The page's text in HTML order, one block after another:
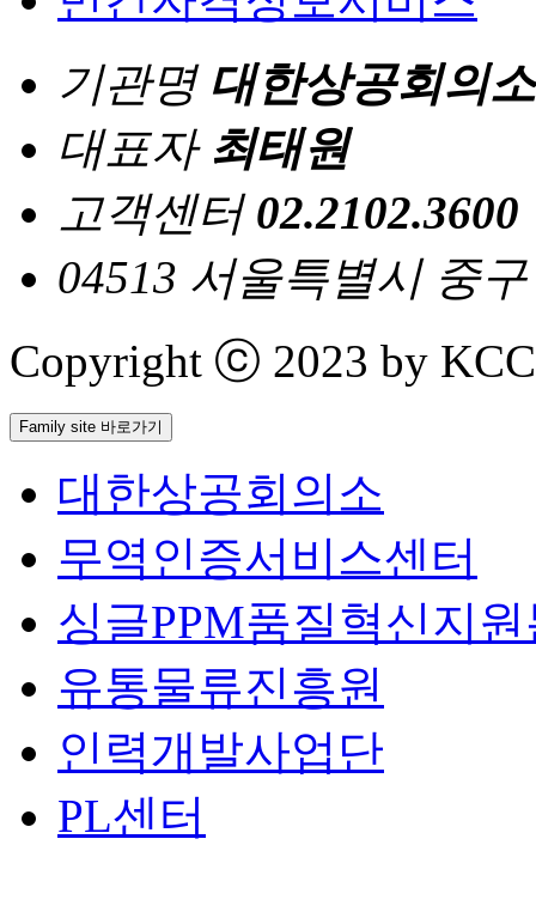
기관명 대한상공회의소
대표자 최태원
고객센터 02.2102.3600
04513 서울특별시 중
Copyright ⓒ 2023 by
Family site 바로가기
대한상공회의소
무역인증서비스센터
싱글PPM품질혁신지
유통물류진흥원
인력개발사업단
PL센터